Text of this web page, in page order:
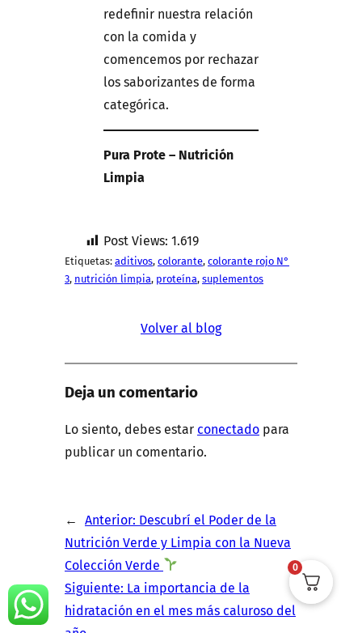
redefinir nuestra relación
con la comida y
comencemos por rechazar
los saborizantes de forma
categórica.
Pura Prote – Nutrición
Limpia
Post Views: 1.619
Etiquetas: aditivos, colorante, colorante rojo N°
3, nutrición limpia, proteína, suplementos
Volver al blog
Deja un comentario
Lo siento, debes estar conectado para
publicar un comentario.
← Anterior: Descubrí el Poder de la
Nutrición Verde y Limpia con la Nueva
Colección Verde
Siguiente: La importancia de la
hidratación en el mes más caluroso del
0